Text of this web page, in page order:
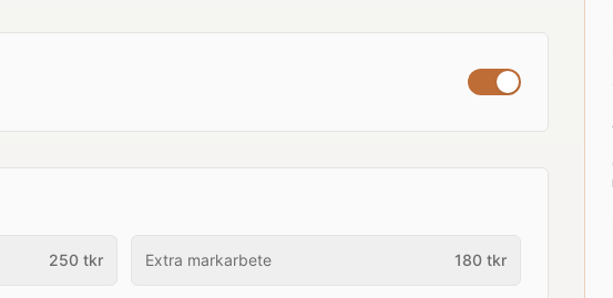
250 tkr Extra markarbete 180tkr